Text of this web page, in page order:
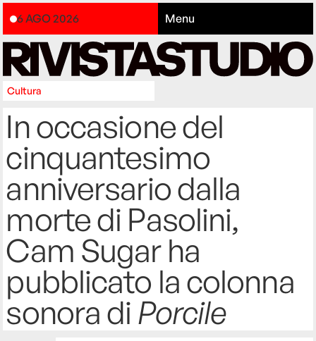
6 AGO 2026 Menu
Cultura
In occasione del
cinquantesimo
anniversario dalla
morte di Pasolini,
Cam Sugar ha
pubblicato la colonna
sonora diPorcile